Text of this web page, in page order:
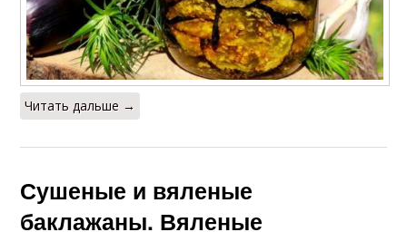
Читать дальше →
Сушеные и вяленые
баклажаны. Вяленые